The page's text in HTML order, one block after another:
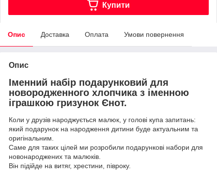
Купити
Опис Доставка Оплата Умови повернення
Опис
Іменний набір подарунковий для
новородженного хлопчика з іменною
іграшкою гризунок Єнот.
Коли у друзів народжується малюк, у голові купа запитань:
який подарунок на народження дитини буде актуальним та
оригінальним.
Саме для таких цілей ми розробили подарункові набори для
новонароджених та малюків.
Він підійде на витяг, хрестини, півроку.